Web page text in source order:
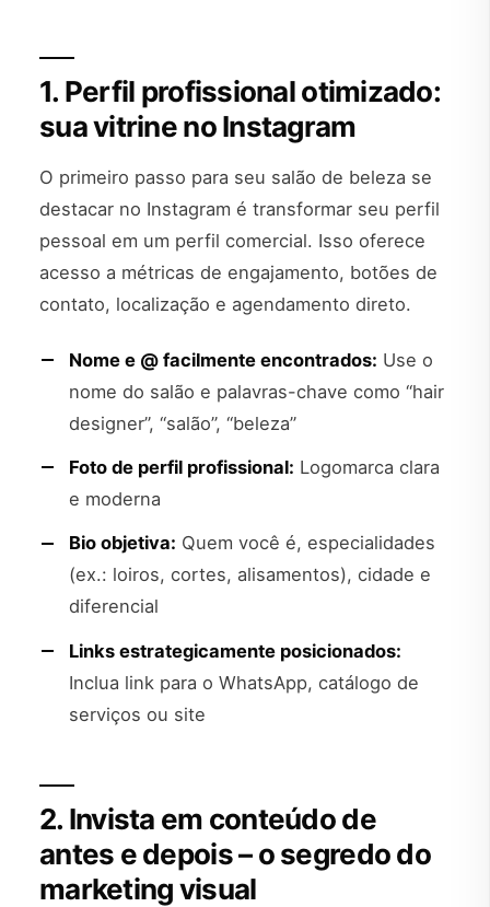
1. Perfil profissional otimizado:
sua vitrine no Instagram
O primeiro passo para seu salão de beleza se
destacar no Instagram é transformar seu perfil
pessoal em um perfil comercial. Isso oferece
acesso a métricas de engajamento, botões de
contato, localização e agendamento direto.
Nome e @ facilmente encontrados: Use o
nome do salão e palavras-chave como “hair
designer”, “salão”, “beleza”
Foto de perfil profissional: Logomarca clara
e moderna
Bio objetiva: Quem você é, especialidades
(ex.: loiros, cortes, alisamentos), cidade e
diferencial
Links estrategicamente posicionados:
Inclua link para o WhatsApp, catálogo de
serviços ou site
2. Invista em conteúdo de
antes e depois – o segredo do
marketing visual